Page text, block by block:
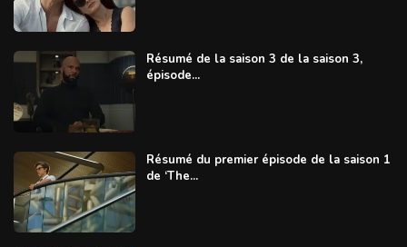
Résumé de la saison 3 de la saison 3,
épisode...
Résumé du premier épisode de la saison 1
de ‘The...